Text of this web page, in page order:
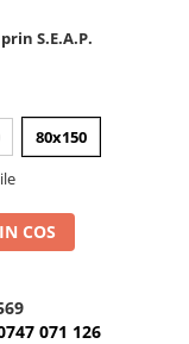
S.E.A.P.
80x150
COS
071 126